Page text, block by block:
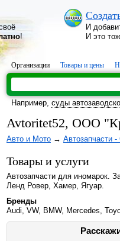
!
И
И это
Организации Товары и цены
Например, суды
Avtoritet52, ООО
Авто и Мото → Автозапчасти -
Товары и услуги
Автозапчасти для иномарок.
Ленд Ровер, Хамер, Ягуар.
Бренды
Audi, VW, BMW, Mercedes,